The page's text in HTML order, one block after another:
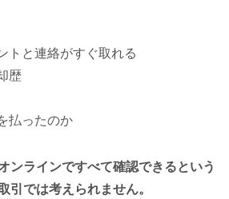
トと連絡がすぐ取れる
歴
払ったのか
ンラインですべて確認できるという
引では考えられません。